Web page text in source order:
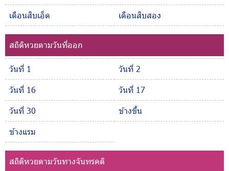
เดือนสิบเอ็ด
เดือนสิบสอง
สถิติหวยตามวันที่ออก
วันที่ 1
วันที่ 2
วันที่ 16
วันที่ 17
วันที่ 30
ข้างขึ้น
ข้างแรม
สถิติหวยตามวันทางจันทรคติ